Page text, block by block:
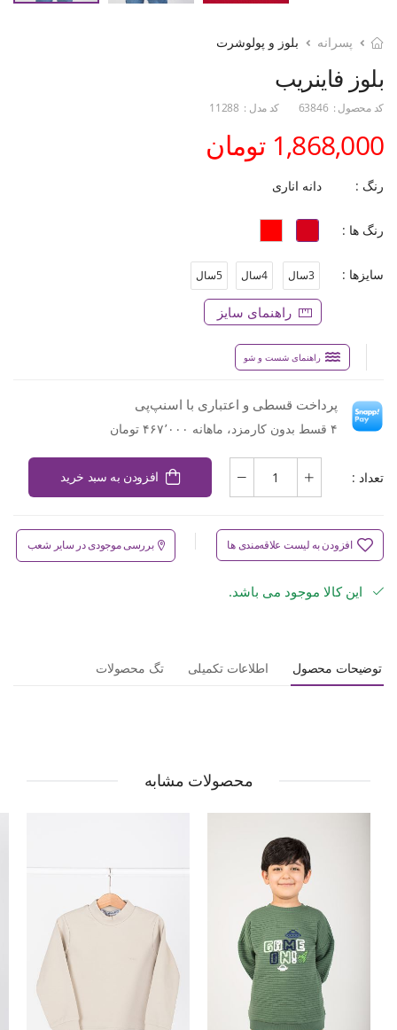
پسرانه بلوز و پولوشرت
بلوز فاینریب
کد محصول : 63846 کد مدل : 11288
1,868,000 تومان
رنگ : دانه اناری
رنگ ها :
سایزها : 3سال 4سال 5سال
راهنمای سایز
راهنمای شست و شو
پرداخت قسطی و اعتباری با اسنپ‌پی
۴ قسط بدون کارمزد، ماهانه ۴۶۷٬۰۰۰ تومان
تعداد : افزودن به سبد خرید
افزودن به لیست علاقه‌مندی ها بررسی موجودی در سایر شعب
این کالا موجود می باشد.
توضیحات محصول اطلاعات تکمیلی تگ محصولات
محصولات مشابه